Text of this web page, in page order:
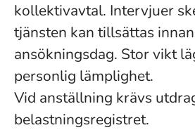
kollektivavtal. Intervjuer
tjänsten kan tillsättas
ansökningsdag. Stor vikt
personlig lämplighet.
Vid anställning krävs
belastningsregistret.